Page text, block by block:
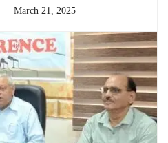
March 21, 2025